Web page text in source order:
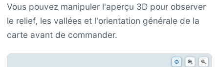
Vous pouvez manipuler l'aperçu 3D pour observer
le relief, les vallées et l'orientation générale de la
carte avant de commander.